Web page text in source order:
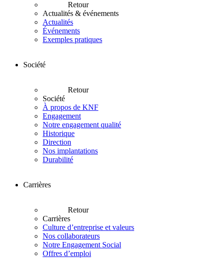
Retour
Actualités & événements
Actualités
Événements
Exemples pratiques
Société
Retour
Société
À propos de KNF
Engagement
Notre engagement qualité
Historique
Direction
Nos implantations
Durabilité
Carrières
Retour
Carrières
Culture d’entreprise et valeurs
Nos collaborateurs
Notre Engagement Social
Offres d’emploi